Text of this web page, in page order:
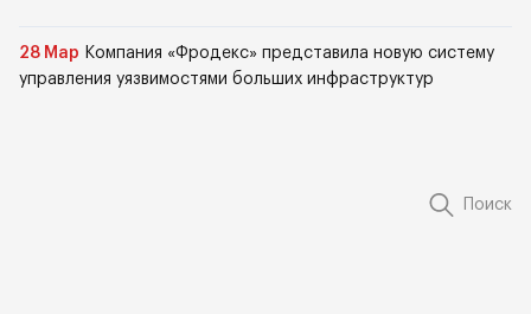
28 Мар Компания «Фродекс» представила новую систему
управления уязвимостями больших инфраструктур
Поиск